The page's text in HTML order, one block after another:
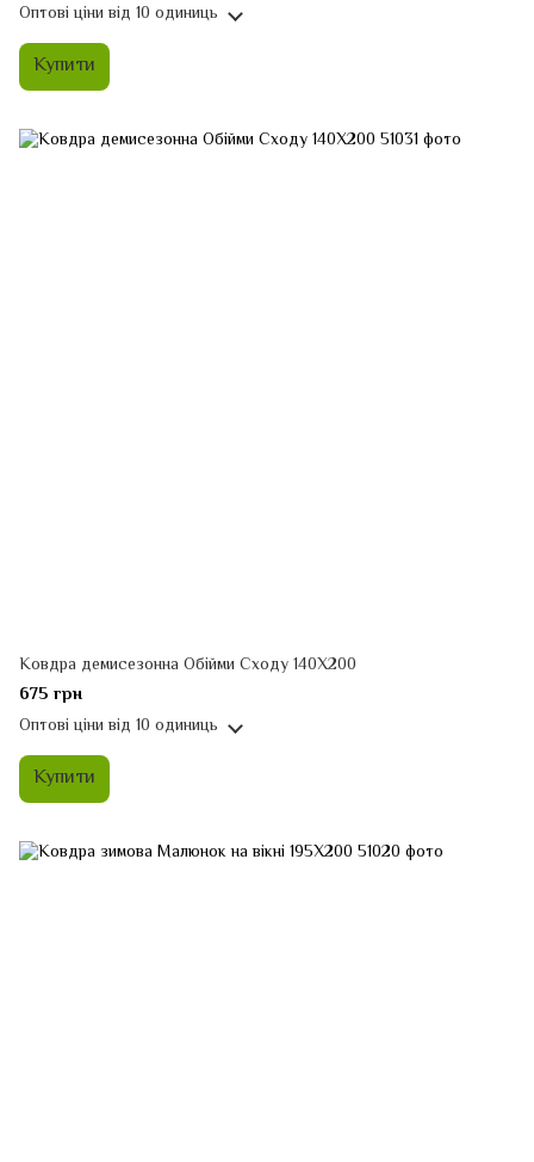
Оптові ціни від 10 одиниць
Купити
Ковдра демисезонна Обійми Сходу 140Х200
675 грн
Оптові ціни від 10 одиниць
Купити